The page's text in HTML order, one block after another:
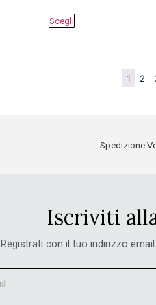
Scegli
1 2
Spedizione
Iscriviti
Registrati con il tuo indirizzo